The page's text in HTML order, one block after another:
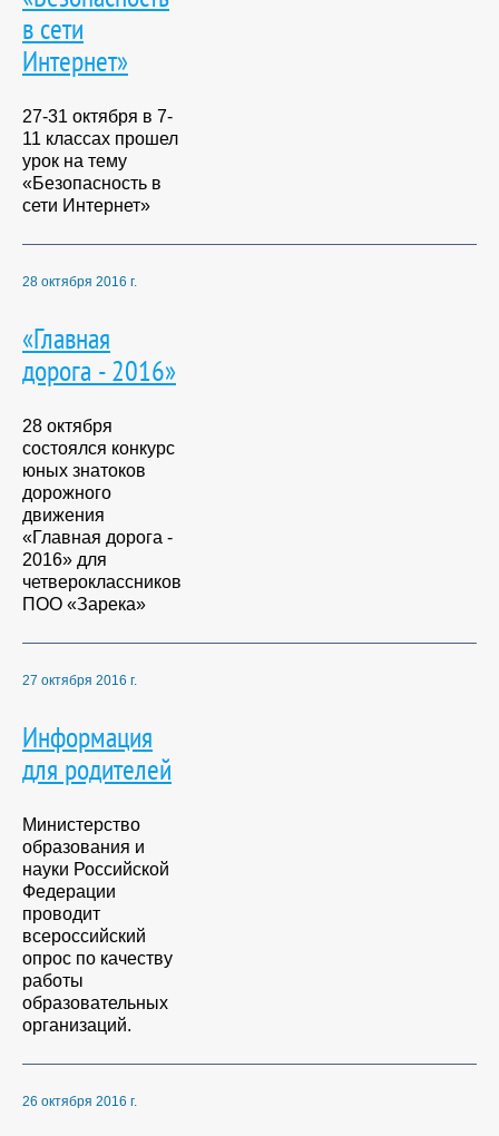
в сети
Интернет»
27-31 октября в 7-
11 классах прошел
урок на тему
«Безопасность в
сети Интернет»
28 октября 2016 г.
«Главная
дорога - 2016»
28 октября
состоялся конкурс
юных знатоков
дорожного
движения
«Главная дорога -
2016» для
четвероклассников
ПОО «Зарека»
27 октября 2016 г.
Информация
для родителей
Министерство
образования и
науки Российской
Федерации
проводит
всероссийский
опрос по качеству
работы
образовательных
организаций.
26 октября 2016 г.